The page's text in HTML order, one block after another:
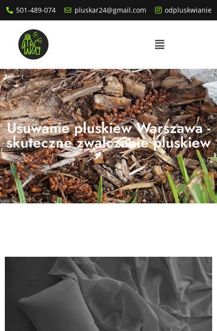
501-489-074 pluskar24@gmail.com odpluskwianie
Usuwanie pluskiew Warszawa -
skuteczne zwalczanie pluskiew